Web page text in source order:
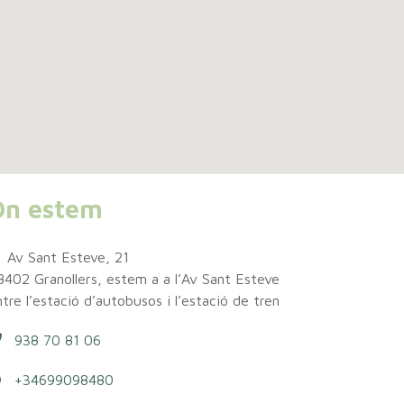
estem
Av Sant Esteve, 21
Granollers, estem a a l’Av Sant Esteve
l’estació d’autobusos i l’estació de tren
938 70 81 06
+34699098480